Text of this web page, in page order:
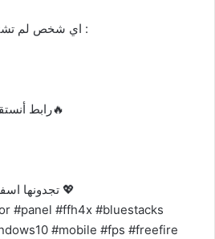
💠اي شخص لم تشتغل معه البانل يحمل هذا :
📩 رابط أنستقرام الخاص بي للتواصل🔥
💖 تجدونها اسفل الفيديو في اول تعليق 💖
#panel #ffh4x #bluestacks
#mobile #fps #freefire